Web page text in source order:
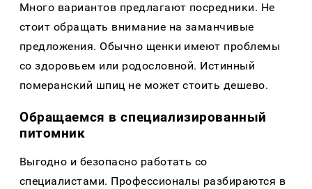
Много вариантов предлагают посредники. Не
стоит обращать внимание на заманчивые
предложения. Обычно щенки имеют проблемы
со здоровьем или родословной. Истинный
померанский шпиц не может стоить дешево.
Обращаемся в специализированный
питомник
Выгодно и безопасно работать со
специалистами. Профессионалы разбираются в